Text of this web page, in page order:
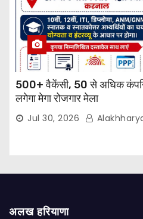
500+ वैकेंसी, 50 से अधिक
लगेगा मेगा रोजगार मेला
Jul 30, 2026
अलख हरियाणा